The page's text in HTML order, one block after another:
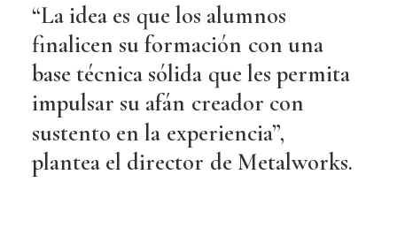
“Laidea es quelos alumnos
finalicen suformación con una
basetécnica sólida queles permita
impulsar su afán creador con
sustento en la experiencia”,
plantea el director deMetalworks.